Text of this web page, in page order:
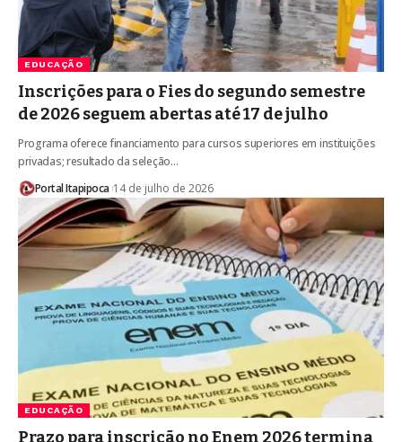
EDUCAÇÃO
Inscrições para o Fies do segundo semestre
de 2026 seguem abertas até 17 de julho
Programa oferece financiamento para cursos superiores em instituições
privadas; resultado da seleção…
Portal Itapipoca 14 de julho de 2026
EDUCAÇÃO
Prazo para inscrição no Enem 2026 termina